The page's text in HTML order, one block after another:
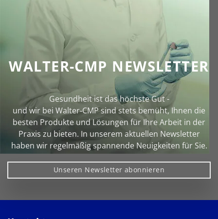
WALTER-CMP NEWSLETTER
Gesundheit ist das höchste Gut -
und wir bei Walter‑CMP sind stets bemüht, Ihnen die
besten Produkte und Lösungen für Ihre Arbeit in der
Praxis zu bieten. In unserem aktuellen Newsletter
haben wir regelmäßig spannende Neuigkeiten für Sie.
Unseren Newsletter abonnieren